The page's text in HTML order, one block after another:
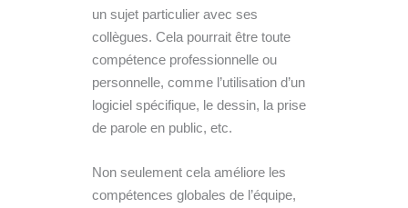
un sujet particulier avec ses
collègues. Cela pourrait être toute
compétence professionnelle ou
personnelle, comme l’utilisation d’un
logiciel spécifique, le dessin, la prise
de parole en public, etc.
Non seulement cela améliore les
compétences globales de l’équipe,